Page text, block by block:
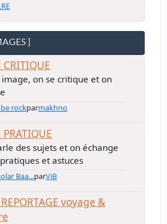
]
CRITIQUE
on se critique et on
rockparmakhno
des sujets et on échange
et astuces
Baa...parViB
voyage &